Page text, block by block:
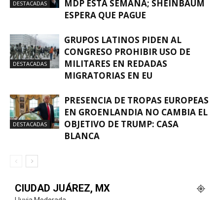
DESTACADAS
MDP ESTA SEMANA; SHEINBAUM
ESPERA QUE PAGUE
DESTACADAS
GRUPOS LATINOS PIDEN AL
CONGRESO PROHIBIR USO DE
MILITARES EN REDADAS
MIGRATORIAS EN EU
DESTACADAS
PRESENCIA DE TROPAS EUROPEAS
EN GROENLANDIA NO CAMBIA EL
OBJETIVO DE TRUMP: CASA
BLANCA
CIUDAD JUÁREZ, MX